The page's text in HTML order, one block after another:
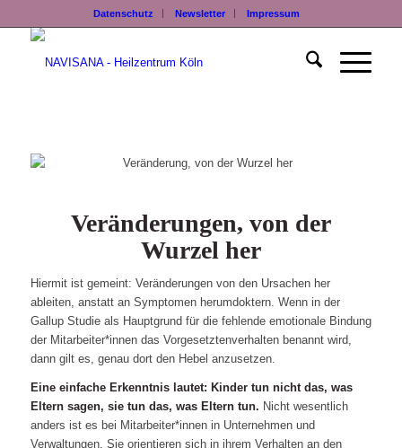
Datenschutz Newsletter Impressum
Veränderungen, von der
Wurzel her
Hiermit ist gemeint: Veränderungen von den Ursachen her
ableiten, anstatt an Symptomen herumdoktern. Wenn in der
Gallup Studie als Hauptgrund für die fehlende emotionale Bindung
der Mitarbeiter*innen das Vorgesetztenverhalten benannt wird,
dann gilt es, genau dort den Hebel anzusetzen.
Eine einfache Erkenntnis lautet: Kinder tun nicht das, was
Eltern sagen, sie tun das, was Eltern tun. Nicht wesentlich
anders ist es bei Mitarbeiter*innen in Unternehmen und
Verwaltungen. Sie orientieren sich in ihrem Verhalten an den